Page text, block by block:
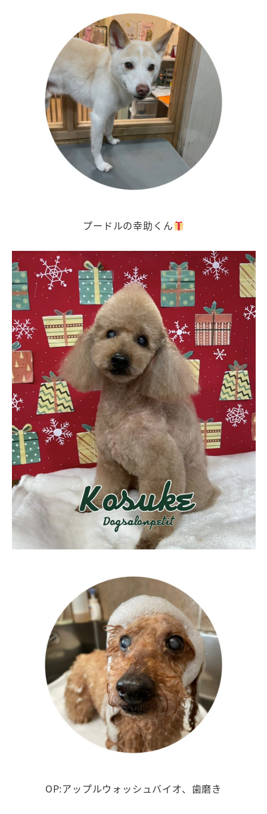
プードルの幸助くん
OP:アップルウォッシュバイオ、歯磨き